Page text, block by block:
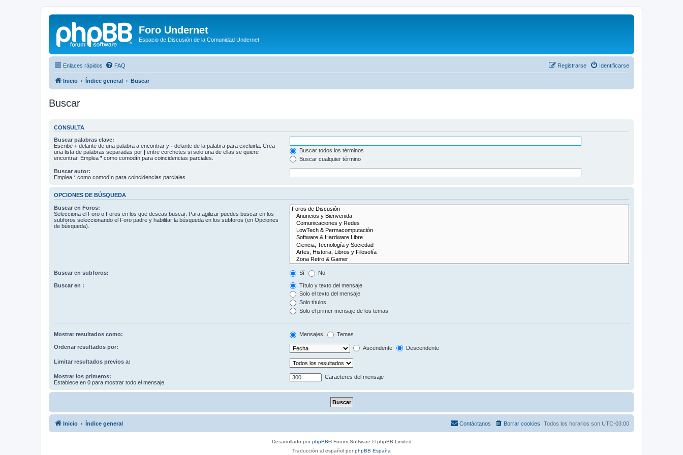
Foro Undernet
Espacio de Discusión de la Comunidad Undernet
Enlaces rápidos FAQ Identificarse
Registrarse
Inicio Índice general Buscar
Buscar
CONSULTA
Buscar palabras clave:
Escribe + delante de una palabra a encontrar y - delante de la palabra para excluirla. Crea
una lista de palabras separadas por | entre corchetes si solo una de ellas se quiere
encontrar. Emplea * como comodín para coincidencias parciales.
Buscar todos los términos
Buscar cualquier término
Buscar autor:
Emplea * como comodín para coincidencias parciales.
OPCIONES DE BÚSQUEDA
Buscar en Foros:
Selecciona el Foro o Foros en los que deseas buscar. Para agilizar puedes buscar en los
subforos seleccionando el Foro padre y habilitar la búsqueda en los subforos (en Opciones
de búsqueda).
Buscar en subforos: Sí No
Buscar en :
Título y texto del mensaje
Solo el texto del mensaje
Solo títulos
Solo el primer mensaje de los temas
Mostrar resultados como: Mensajes Temas
Ordenar resultados por: Ascendente Descendente
Limitar resultados previos a:
Mostrar los primeros:
Establece en 0 para mostrar todo el mensaje.
Caracteres del mensaje
Inicio Índice general Todos los horarios son UTC-03:00
Borrar cookies
Contáctanos
Desarrollado porphpBB® Forum Software © phpBB Limited
Traducción al español porphpBB España